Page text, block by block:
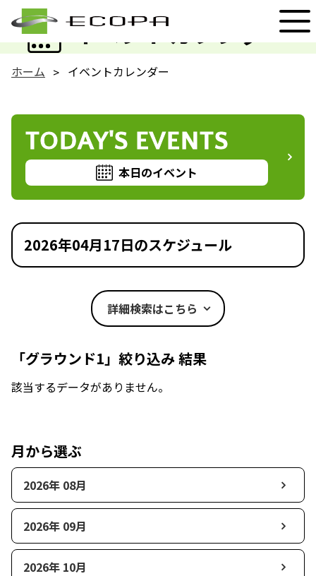
イベントカレンダー
EVENT
ホーム イベントカレンダー
TODAY'S EVENTS
本日のイベント
2026年04月17日のスケジュール
詳細検索はこちら
「グラウンド1」絞り込み 結果
該当するデータがありません。
月から選ぶ
2026年 08月
2026年 09月
2026年 10月